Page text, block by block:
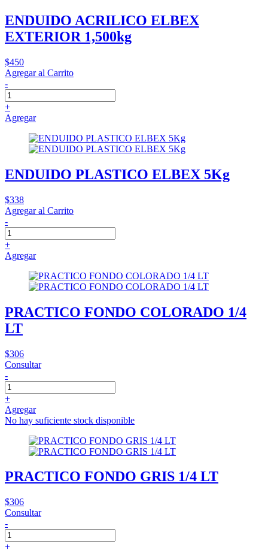
ENDUIDO ACRILICO ELBEX
EXTERIOR 1,500kg
$450
Agregar al Carrito
-
+
Agregar
ENDUIDO PLASTICO ELBEX 5Kg
$338
Agregar al Carrito
-
+
Agregar
PRACTICO FONDO COLORADO 1/4
LT
$306
Consultar
-
+
Agregar
No hay suficiente stock disponible
PRACTICO FONDO GRIS 1/4 LT
$306
Consultar
-
+